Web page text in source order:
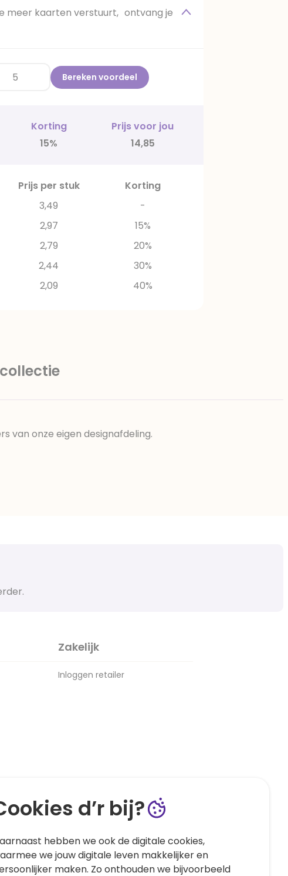
meer kaarten verstuurt, ontvang je
Bereken voordeel
Korting
Prijs voor jou
15% 14,85
Prijs per stuk
Korting
3,49
-
2,97
15%
2,79
20%
2,44
30%
2,09 40%
van onze eigen designafdeling.
Zakelijk
Inloggen retailer
d’r bij?
hebben we ook de digitale cookies,
we jouw digitale leven makkelijker en
maken. Zo onthouden we bijvoorbeeld